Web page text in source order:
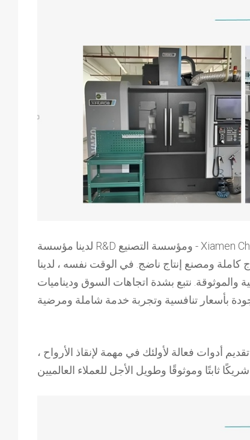
لدينا مؤسسة R&D ومؤسسة التصنيع - Xiamen Changying Medical Technology Co. ، Ltd. ، التي تم تأسيسها في عام 2018 ، وهي شركة متخصصة في البحث
كاملة ومصنع إنتاج ناضج. في الوقت نفسه ، لدينا
والموثوقة. نتبع بشدة اتجاهات السوق وديناميات
أدوات فعالة لأولئك في مهمة لإنقاذ الأرواح ،